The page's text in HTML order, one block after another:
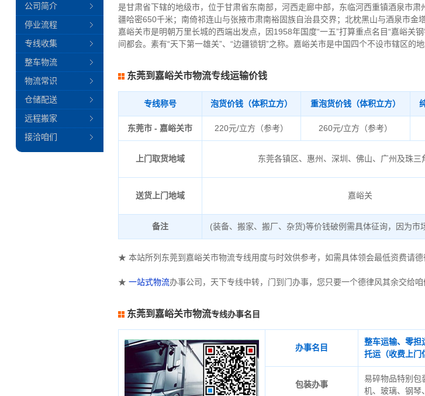
是甘肃省下辖的地级市，位于甘肃省东南部，河西走廊中部，东临河西重镇酒泉市
疆哈密650千米；南倚祁连山与张掖市肃南裕固族自治县交界；北枕黑山与酒泉市金
嘉峪关市是明朝万里长城的西端出发点，因1958年国度“一五”打算重点名目“嘉峪关
间都会。素有“天下第一雄关”、“边疆锁钥”之称。嘉峪关市是中国四个不设市辖区的地
东莞到嘉峪关市物流专线运输价钱
专线称号 泡货价钱（体积立方） 重泡货价钱（体积立方）
东莞市 - 嘉峪关市 220元/立方（参考） 260元/立方（参考）
上门取货地域 东莞各镇区、惠州、深圳、佛山、广州及珠三
送货上门地域 嘉峪关
备注 (装备、搬家、搬厂、杂货)等价钱破例需具体征询，因为市
★ 本站所列东莞到嘉峪关市物流专线用度与时效供参考，如需具体领会最低资费请德
★ 一站式物流办事公司，天下专线中转，门到门办事，您只要一个德律风其余交给咱
东莞到嘉峪关市物流专线办事名目
办事名目
整车运输、零担
托运（收费上门
包装办事
易碎物品特别包
机、玻璃、钢琴
公司简介
停业流程
专线收集
整车物流
物流常识
仓储配送
远程搬家
接洽咱们